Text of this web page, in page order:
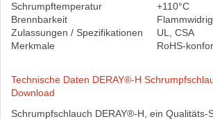
Schrumpftemperatur
+110°C
Brennbarkeit
Flammwidrig
Zulassungen / Spezifikationen
UL, CSA
Merkmale
RoHS-
Technische Daten DERAY®-H
Download
Schrumpfschlauch DERAY®-H, ein Qualitäts-